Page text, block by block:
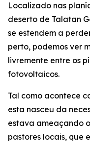
Localizado nas
deserto de Talatan
se estendem a
perto, podemos ver
livremente entre os
fotovoltaicos.
Tal como acontece
esta nasceu da
estava ameaçando
pastores locais, que